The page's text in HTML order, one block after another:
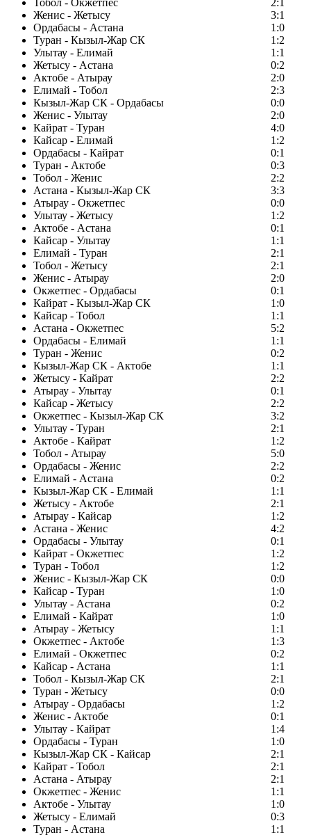
Тобол - Окжетпес
2:1
Женис - Жетысу
3:1
Ордабасы - Астана
1:0
Туран - Кызыл-Жар СК
1:2
Улытау - Елимай
1:1
Жетысу - Астана
0:2
Актобе - Атырау
2:0
Елимай - Тобол
2:3
Кызыл-Жар СК - Ордабасы
0:0
Женис - Улытау
2:0
Кайрат - Туран
4:0
Кайсар - Елимай
1:2
Ордабасы - Кайрат
0:1
Туран - Актобе
0:3
Тобол - Женис
2:2
Астана - Кызыл-Жар СК
3:3
Атырау - Окжетпес
0:0
Улытау - Жетысу
1:2
Актобе - Астана
0:1
Кайсар - Улытау
1:1
Елимай - Туран
2:1
Тобол - Жетысу
2:1
Женис - Атырау
2:0
Окжетпес - Ордабасы
0:1
Кайрат - Кызыл-Жар СК
1:0
Кайсар - Тобол
1:1
Астана - Окжетпес
5:2
Ордабасы - Елимай
1:1
Туран - Женис
0:2
Кызыл-Жар СК - Актобе
1:1
Жетысу - Кайрат
2:2
Атырау - Улытау
0:1
Кайсар - Жетысу
2:2
Окжетпес - Кызыл-Жар СК
3:2
Улытау - Туран
2:1
Актобе - Кайрат
1:2
Тобол - Атырау
5:0
Ордабасы - Женис
2:2
Елимай - Астана
0:2
Кызыл-Жар СК - Елимай
1:1
Жетысу - Актобе
2:1
Атырау - Кайсар
1:2
Астана - Женис
4:2
Ордабасы - Улытау
0:1
Кайрат - Окжетпес
1:2
Туран - Тобол
1:2
Женис - Кызыл-Жар СК
0:0
Кайсар - Туран
1:0
Улытау - Астана
0:2
Елимай - Кайрат
1:0
Атырау - Жетысу
1:1
Окжетпес - Актобе
1:3
Елимай - Окжетпес
0:2
Кайсар - Астана
1:1
Тобол - Кызыл-Жар СК
2:1
Туран - Жетысу
0:0
Атырау - Ордабасы
1:2
Женис - Актобе
0:1
Улытау - Кайрат
1:4
Ордабасы - Туран
1:0
Кызыл-Жар СК - Кайсар
2:1
Кайрат - Тобол
2:1
Астана - Атырау
2:1
Окжетпес - Женис
1:1
Актобе - Улытау
1:0
Жетысу - Елимай
0:3
Туран - Астана
1:1